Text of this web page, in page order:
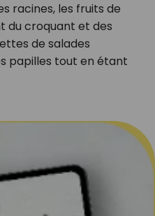
racines, les fruits de
du croquant et des
de salades
papilles tout en étant